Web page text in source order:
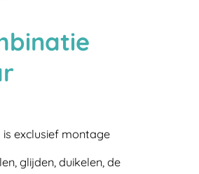
is exclusief montage
glijden, duikelen, de